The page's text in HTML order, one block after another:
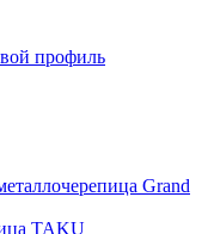
профиль
Grand
TAKU